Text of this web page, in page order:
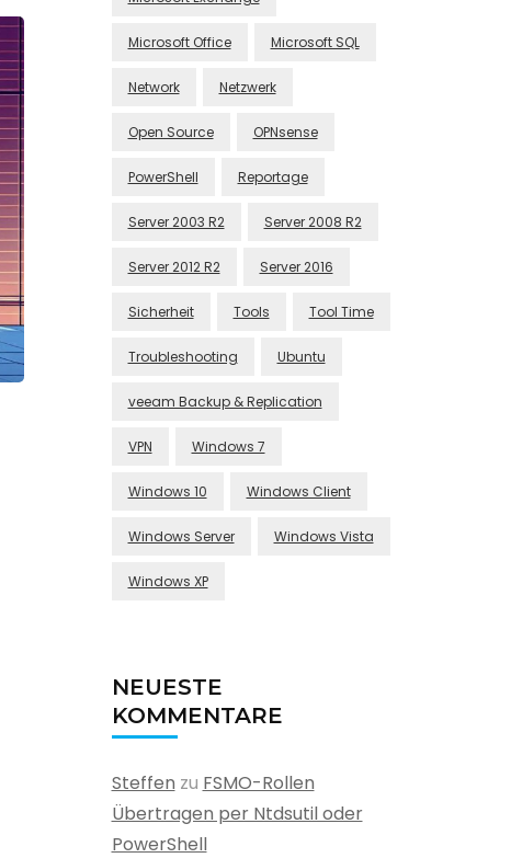
Microsoft Office Microsoft SQL
Network Netzwerk
Open Source OPNsense
PowerShell Reportage
Server 2003 R2 Server 2008 R2
Server 2012 R2 Server 2016
Sicherheit Tools Tool Time
Troubleshooting Ubuntu
veeam Backup & Replication
VPN Windows 7
Windows 10 Windows Client
Windows Server Windows Vista
Windows XP
NEUESTE
KOMMENTARE
Steffen zu FSMO-Rollen
Übertragen per Ntdsutil oder
PowerShell